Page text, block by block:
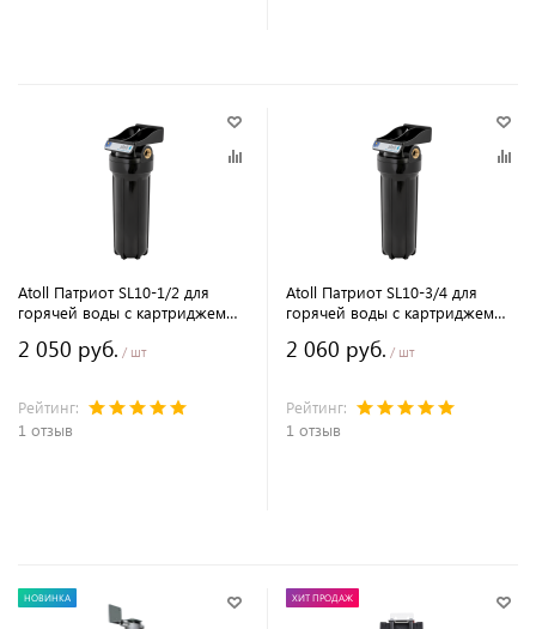
Atoll Патриот SL10-1/2 для
горячей воды c картриджем
2 050 руб. / шт
Рейтинг:
1 отзыв
Atoll Патриот SL10-3/4 для
горячей воды c картриджем
2 060 руб. / шт
Рейтинг:
1 отзыв
НОВИНКА ХИТ ПРОДАЖ